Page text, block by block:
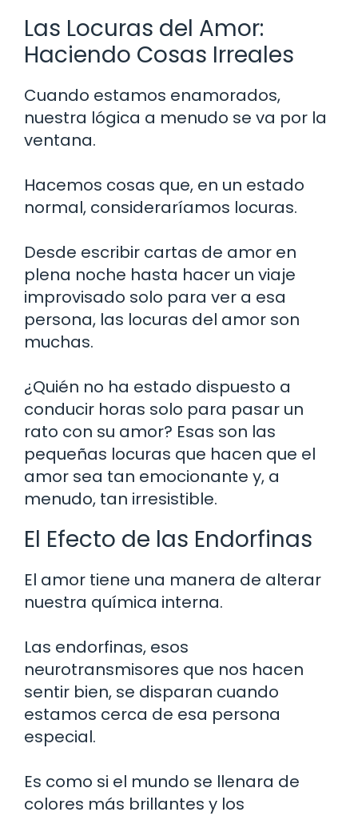
Las Locuras del Amor:
Haciendo Cosas Irreales
Cuando estamos enamorados,
nuestra lógica a menudo se va por la
ventana.
Hacemos cosas que, en un estado
normal, consideraríamos locuras.
Desde escribir cartas de amor en
plena noche hasta hacer un viaje
improvisado solo para ver a esa
persona, las locuras del amor son
muchas.
¿Quién no ha estado dispuesto a
conducir horas solo para pasar un
rato con su amor? Esas son las
pequeñas locuras que hacen que el
amor sea tan emocionante y, a
menudo, tan irresistible.
El Efecto de las Endorfinas
El amor tiene una manera de alterar
nuestra química interna.
Las endorfinas, esos
neurotransmisores que nos hacen
sentir bien, se disparan cuando
estamos cerca de esa persona
especial.
Es como si el mundo se llenara de
colores más brillantes y los